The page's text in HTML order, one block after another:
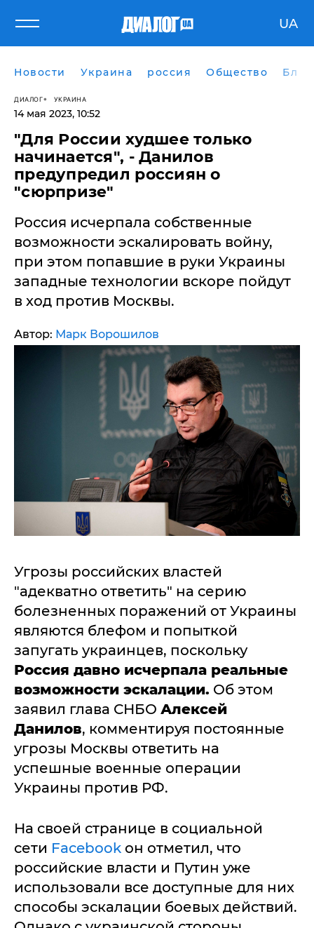
UA
Новости Украина россия Общество
ДИАЛОГ УКРАИНА
14 мая 2023, 10:52
"Для России худшее только
начинается", - Данилов
предупредил россиян о
"сюрпризе"
Россия исчерпала собственные
возможности эскалировать войну,
при этом попавшие в руки Украины
западные технологии вскоре пойдут
в ход против Москвы.
Автор: Марк Ворошилов
Угрозы российских властей
"адекватно ответить" на серию
болезненных поражений от Украины
являются блефом и попыткой
запугать украинцев, поскольку
Россия давно исчерпала реальные
возможности эскалации. Об этом
заявил глава СНБО Алексей
Данилов, комментируя постоянные
угрозы Москвы ответить на
успешные военные операции
Украины против РФ.
На своей странице в социальной
сети Facebook он отметил, что
российские власти и Путин уже
использовали все доступные для них
способы эскалации боевых действий.